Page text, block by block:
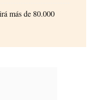
más de 80.000